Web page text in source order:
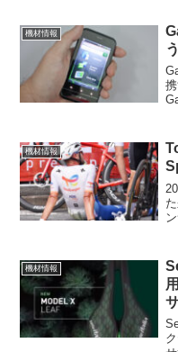
機材情報
機材情報
機材情報